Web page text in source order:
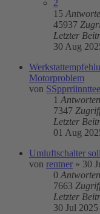
2
15
45937
Letzter
30 Aug
Motorproblem
von
1 Antworten
7347
Letzter
01 Aug
Umluftschalter
von rentner » 30
0 Antworten
7663
Letzter
30 Jul